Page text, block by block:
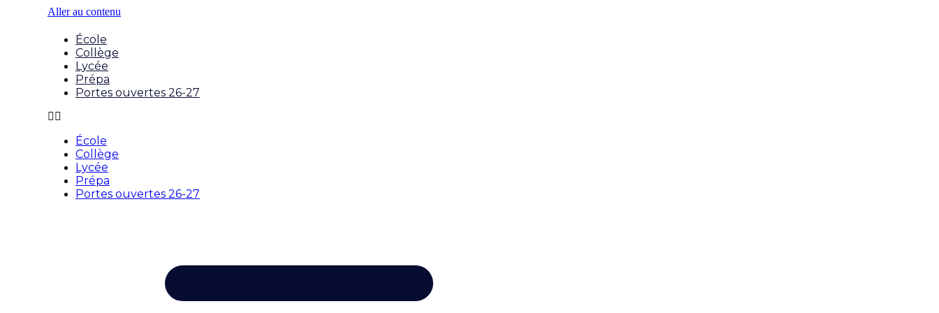
Aller au contenu
École
Collège
Lycée
Prépa
Portes ouvertes 26-27
École
Collège
Lycée
Prépa
Portes ouvertes 26-27